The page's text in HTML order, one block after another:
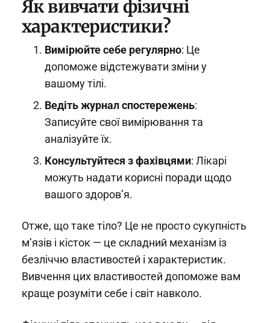
Як вивчати фізичні
характеристики?
Вимірюйте себе регулярно: Це
допоможе відстежувати зміни у
вашому тілі.
Ведіть журнал спостережень:
Записуйте свої вимірювання та
аналізуйте їх.
Консультуйтеся з фахівцями: Лікарі
можуть надати корисні поради щодо
вашого здоров’я.
Отже, що таке тіло? Це не просто сукупність
м’язів і кісток — це складний механізм із
безліччю властивостей і характеристик.
Вивчення цих властивостей допоможе вам
краще розуміти себе і світ навколо.